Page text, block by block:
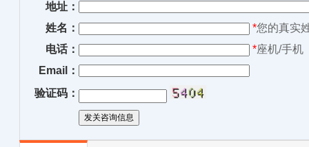
地址：
姓名：
*您的真实
电话：
*座机/手机
Email：
验证码：